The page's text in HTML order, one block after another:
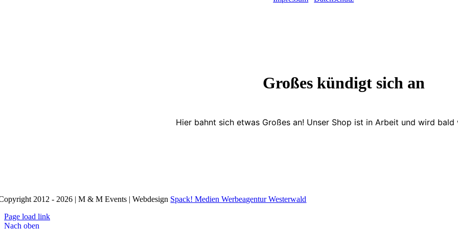
Großes kündigt sich an
Hier bahnt sich etwas Großes an! Unser Shop ist in Arbeit und wird
2012 - 2026 | M & M Events | Webdesign Spack! Medien Werbeagentur Westerwald
Page load link
Nach oben